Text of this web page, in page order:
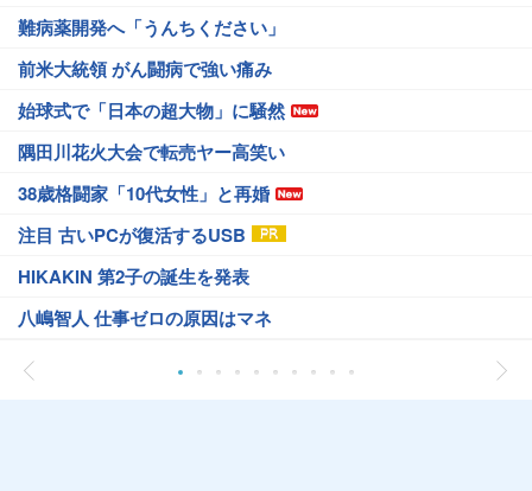
難病薬開発へ「うんちください」
前米大統領 がん闘病で強い痛み
始球式で「日本の超大物」に騒然
隅田川花火大会で転売ヤー高笑い
38歳格闘家「10代女性」と再婚
注目 古いPCが復活するUSB
HIKAKIN 第2子の誕生を発表
八嶋智人 仕事ゼロの原因はマネ